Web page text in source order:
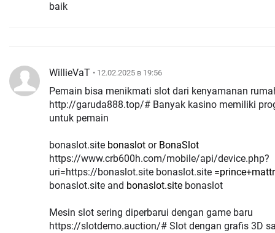
baik
WillieVaT • 12.02.2025 в 19:56
Pemain bisa menikmati slot dari kenyamanan
http://garuda888.top/# Banyak kasino memiliki
untuk pemain
bonaslot.site bonaslot or BonaSlot
https://www.crb600h.com/mobile/api/device.php?
uri=https://bonaslot.site bonaslot.site
bonaslot.site and bonaslot.site bonaslot
Mesin slot sering diperbarui dengan game baru
https://slotdemo.auction/# Slot dengan grafis 3D